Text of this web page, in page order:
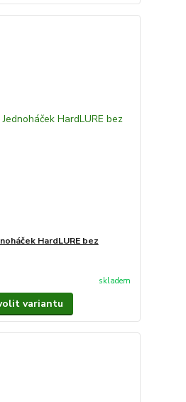
HardLURE bez
skladem
variantu